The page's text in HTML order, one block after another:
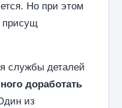
Но при этом
присущ
службы деталей
доработать
из